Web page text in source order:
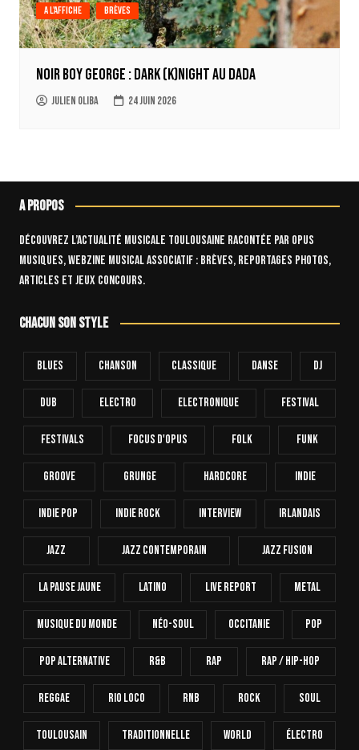
A l'affiche Brèves
Noir Boy George : Dark (k)Night au Dada
Julien Oliba 24 juin 2026
A propos
Découvrez l’actualité musicale toulousaine racontée par OPUS
Musiques, webzine musical associatif : brèves, reportages photos,
articles et jeux concours.
Chacun son style
Blues Chanson Classique Danse Dj
Dub Electro Electronique FESTIVAL
Festivals Focus D'Opus Folk Funk
Groove Grunge Hardcore INDIE
Indie Pop Indie Rock Interview Irlandais
Jazz Jazz Contemporain Jazz Fusion
La Pause Jaune Latino Live Report Metal
Musique Du Monde Néo-Soul Occitanie Pop
Pop Alternative R&B Rap Rap / Hip-Hop
Reggae Rio Loco RnB Rock Soul
Toulousain Traditionnelle World Électro